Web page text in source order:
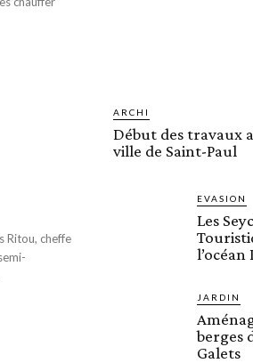
ARCHI
Début des travaux
ville de Saint-Paul
EVASION
Les
l’océan
JARDIN
berges
Galets